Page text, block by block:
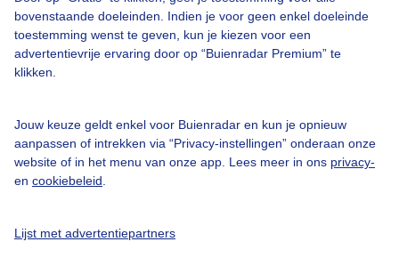
bovenstaande doeleinden. Indien je voor geen enkel doeleinde
toestemming wenst te geven, kun je kiezen voor een
advertentievrije ervaring door op “Buienradar Premium” te
klikken.
Jouw keuze geldt enkel voor Buienradar en kun je opnieuw
aanpassen of intrekken via “Privacy-instellingen” onderaan onze
website of in het menu van onze app. Lees meer in ons privacy-
en cookiebeleid
Lijst met advertentiepartners
Toegankelijkheid
Gebruikersvoorwaarden
Adverteren
Privacy beleid
Cookie beleid